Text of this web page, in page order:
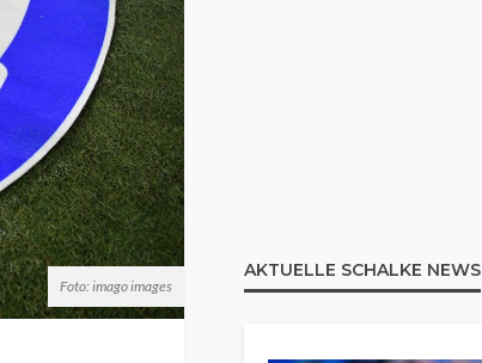
Foto: imago images
AKTUELLE SCHALKE NEWS